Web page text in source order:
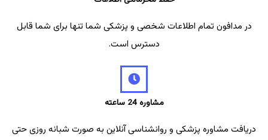
در مدافون تمام اطلاعات شخصی و پزشکی شما تنها برای شما قابل
دسترس است.
مشاوره 24 ساعته
دریافت مشاوره پزشکی و روانشناسی آنلاین به صورت شبانه روزی حتی